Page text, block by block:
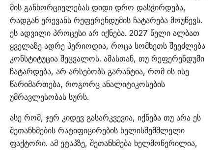
მის განხორციელებას დიდი დრო დასჭირდება,
რადგან ერევანს რეფერენდუმის ჩატარება მოუწევს.
ეს ადვილი პროცესი არ იქნება. 2027 წელი ალბათ
ყველაზე ადრე პერიოდია, როცა სომხეთს შეეძლება
კონსტიტუცია შეცვალოს. ამასთან, თუ რეფერენდუმი
ჩატარდება, არ არსებობს გარანტია, რომ ის ისე
წარიმართება, როგორც ანალიტიკოსების
უმრავლესობას სურს.
ასე რომ, ჯერ კიდევ გასარკვევია, იქნება თუ არა ეს
შეთანხმების რატიფიცირების ხელისშემშლელი
ფაქტორი. ამ ეტაპზე, შეთანხმება ხელმოწერილია,